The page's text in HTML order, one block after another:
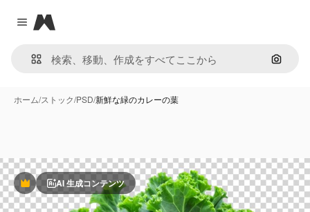
Close menu
Magnific
画像で
ホーム/ストック/PSD/新鮮な緑のカレーの葉
PremiumAI 生成コンテンツ